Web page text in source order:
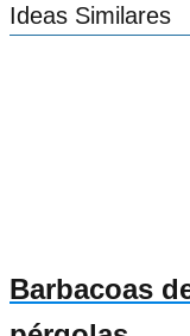
Ideas Similares
Barbacoas